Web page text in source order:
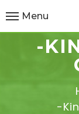
Menu
-
-